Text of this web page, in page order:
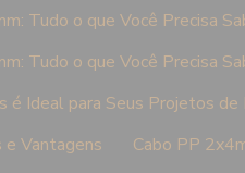
Tudo o que Você Precisa
Tudo o que Você Precisa
é Ideal para Seus Projetos
e Vantagens
Cabo PP